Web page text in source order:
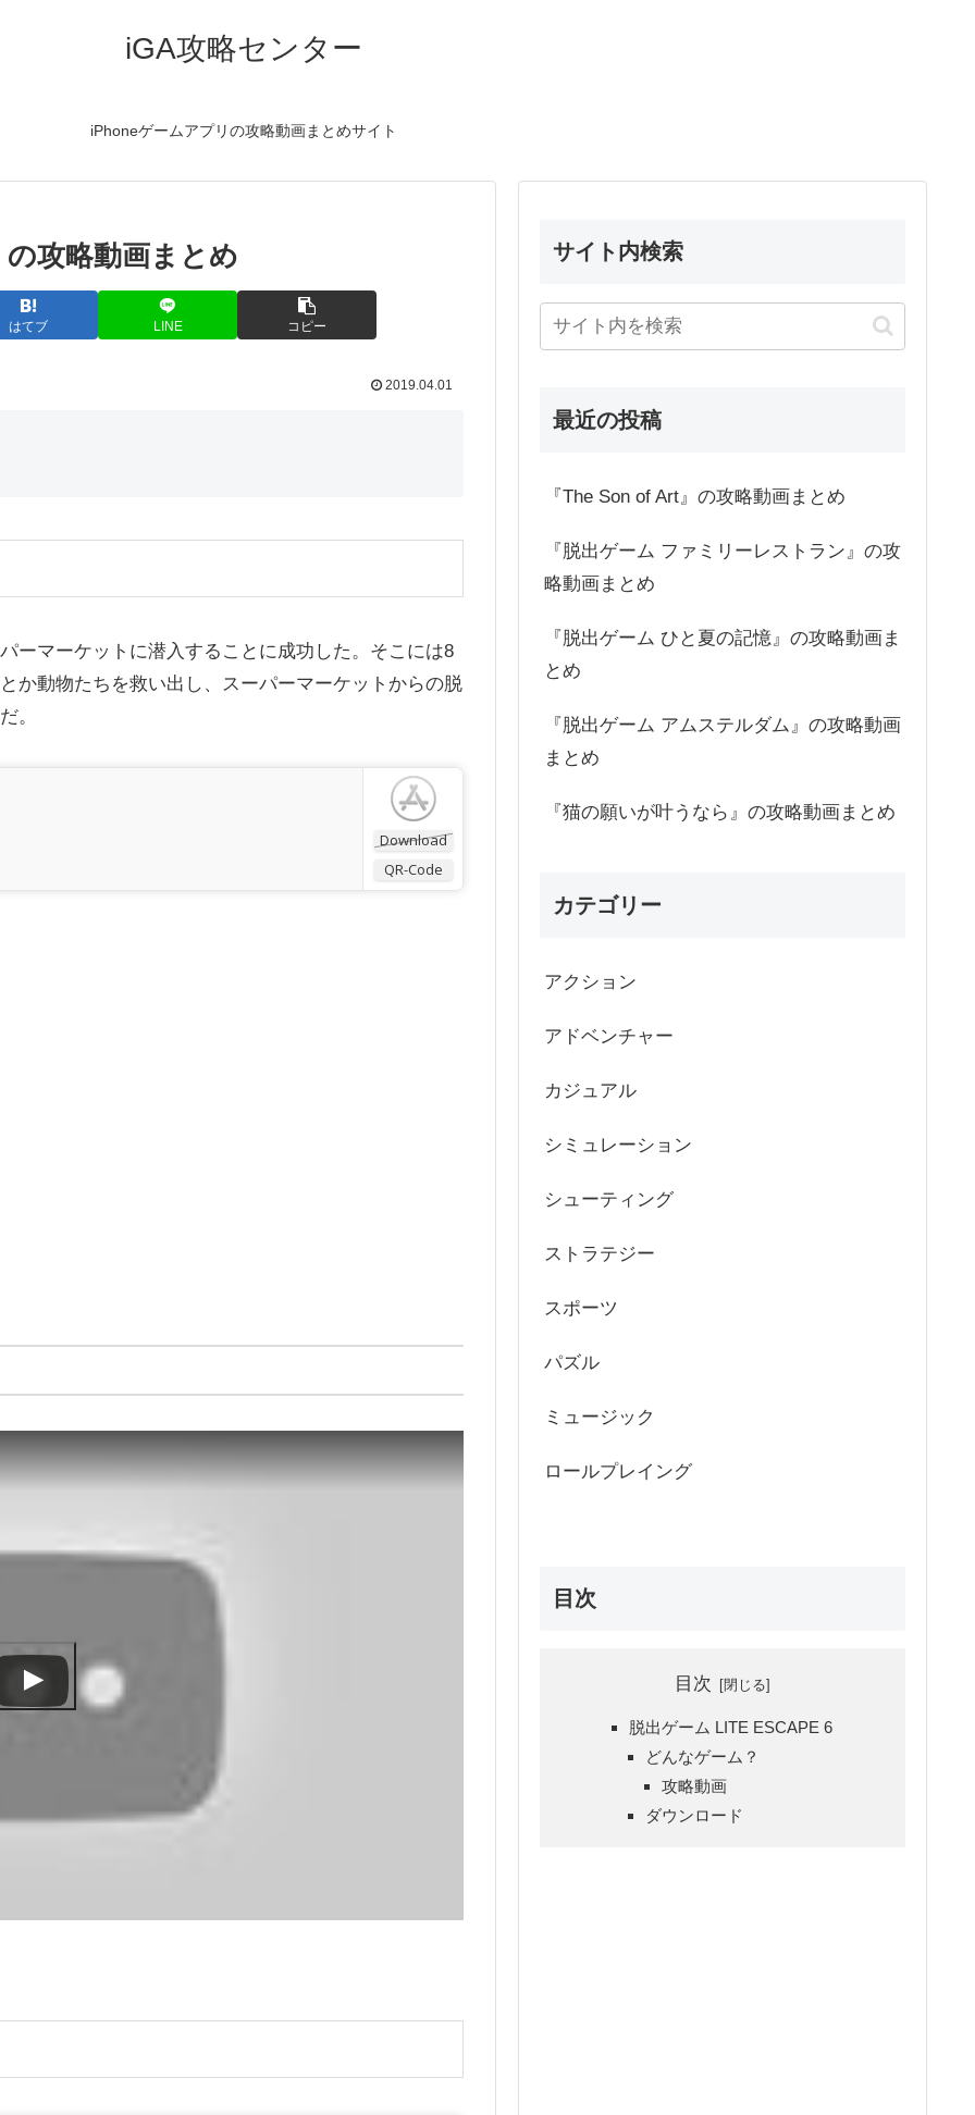
iGA攻略センター
iPhoneゲームアプリの攻略動画まとめサイト
攻略動画まとめ
はてブ LINE コピー
2019.04.01
ーマーケットに潜入することに成功した。そこには8
か動物たちを救い出し、スーパーマーケットからの脱
。
Download
QR-Code
サイト内検索
最近の投稿
『The Son of Art』の攻略動画まとめ
『脱出ゲーム ファミリーレストラン』の攻
略動画まとめ
『脱出ゲーム ひと夏の記憶』の攻略動画ま
とめ
『脱出ゲーム アムステルダム』の攻略動画
まとめ
『猫の願いが叶うなら』の攻略動画まとめ
カテゴリー
アクション
アドベンチャー
カジュアル
シミュレーション
シューティング
ストラテジー
スポーツ
パズル
ミュージック
ロールプレイング
目次
目次
脱出ゲーム LITE ESCAPE 6
どんなゲーム？
攻略動画
ダウンロード